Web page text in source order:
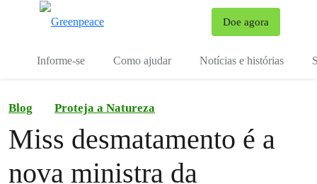
Doe agora
Informe-se Como ajudar Notícias e histórias
Blog Proteja a Natureza
Miss desmatamento é a
nova ministra da